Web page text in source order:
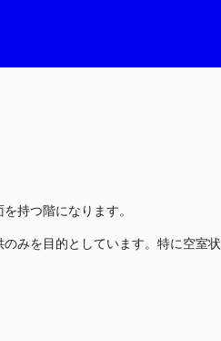
持つ階になります。
みを目的としています。特に空室